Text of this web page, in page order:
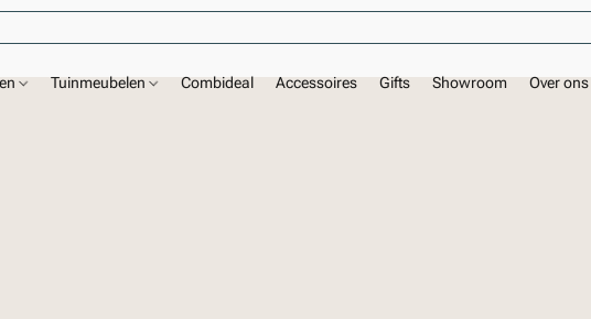
Tuinmeubelen Combideal Accessoires Gifts Showroom Over ons